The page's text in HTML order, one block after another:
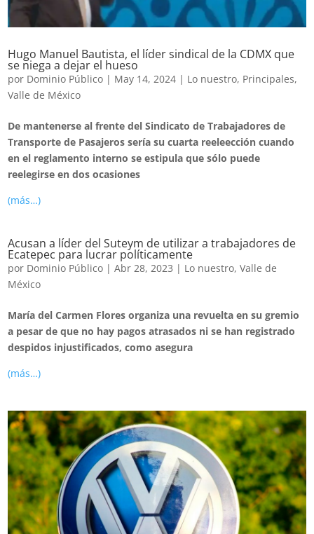
Hugo Manuel Bautista, el líder sindical de la CDMX que
se niega a dejar el hueso
por Dominio Público | May 14, 2024 | Lo nuestro, Principales,
Valle de México
De mantenerse al frente del Sindicato de Trabajadores de
Transporte de Pasajeros sería su cuarta reeleección cuando
en el reglamento interno se estipula que sólo puede
reelegirse en dos ocasiones
(más…)
Acusan a líder del Suteym de utilizar a trabajadores de
Ecatepec para lucrar políticamente
por Dominio Público |Abr 28, 2023 | Lo nuestro,Valle de
México
María del Carmen Flores organiza una revuelta en su gremio
a pesar de que no hay pagos atrasados ni se han registrado
despidos injustificados, como asegura
(más…)